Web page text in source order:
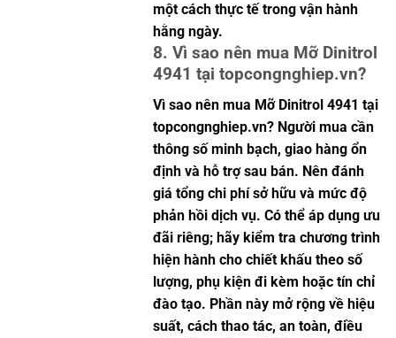
một cách thực tế trong vận hành
hằng ngày.
8. Vì sao nên mua Mỡ Dinitrol
4941 tại topcongnghiep.vn?
Vì sao nên mua Mỡ Dinitrol 4941 tại
topcongnghiep.vn? Người mua cần
thông số minh bạch, giao hàng ổn
định và hỗ trợ sau bán. Nên đánh
giá tổng chi phí sở hữu và mức độ
phản hồi dịch vụ. Có thể áp dụng ưu
đãi riêng; hãy kiểm tra chương trình
hiện hành cho chiết khấu theo số
lượng, phụ kiện đi kèm hoặc tín chỉ
đào tạo. Phần này mở rộng về hiệu
suất, cách thao tác, an toàn, điều